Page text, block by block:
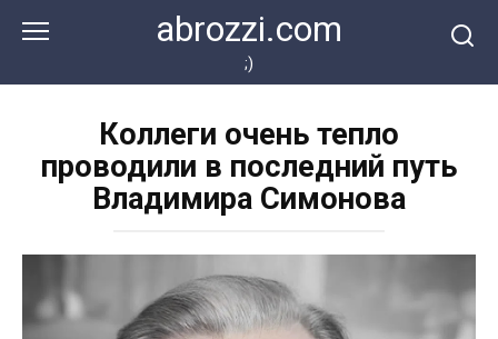
abrozzi.com
;)
Коллеги очень тепло
проводили в последний путь
Владимира Симонова